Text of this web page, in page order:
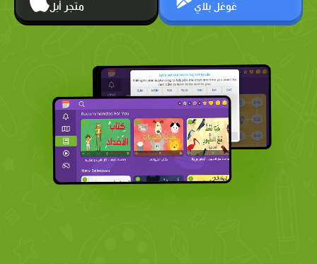
متجر أبل غوغل بلاي